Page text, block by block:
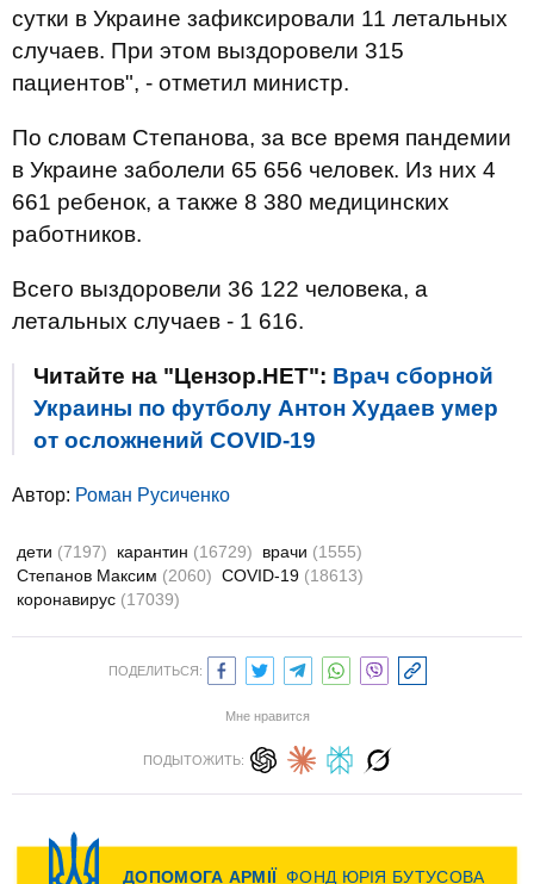
сутки в Украине зафиксировали 11 летальных
случаев. При этом выздоровели 315
пациентов", - отметил министр.
По словам Степанова, за все время пандемии
в Украине заболели 65 656 человек. Из них 4
661 ребенок, а также 8 380 медицинских
работников.
Всего выздоровели 36 122 человека, а
летальных случаев - 1 616.
Читайте на "Цензор.НЕТ": Врач сборной
Украины по футболу Антон Худаев умер
от осложнений COVID-19
Автор: Роман Русиченко
дети (7197) карантин (16729) врачи (1555)
Степанов Максим (2060) COVID-19 (18613)
коронавирус (17039)
ПОДЕЛИТЬСЯ:
Мне нравится
ПОДЫТОЖИТЬ: